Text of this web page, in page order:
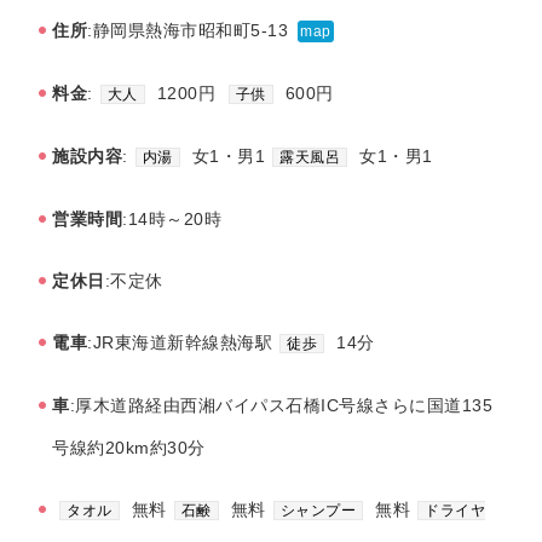
住所:静岡県熱海市昭和町5-13 map
料金: 大人 1200円 子供 600円
施設内容: 内湯 女1・男1 露天風呂 女1・男1
営業時間:14時～20時
定休日 :不定休
電車:JR東海道新幹線熱海駅 徒歩 14分
車:厚木道路経由西湘バイパス石橋IC号線さらに国道135
号線約20km約30分
タオル 無料 石鹸 無料 シャンプー 無料 ドライヤ